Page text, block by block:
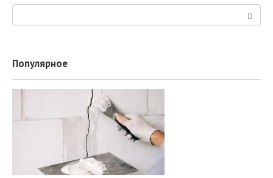
Популярное